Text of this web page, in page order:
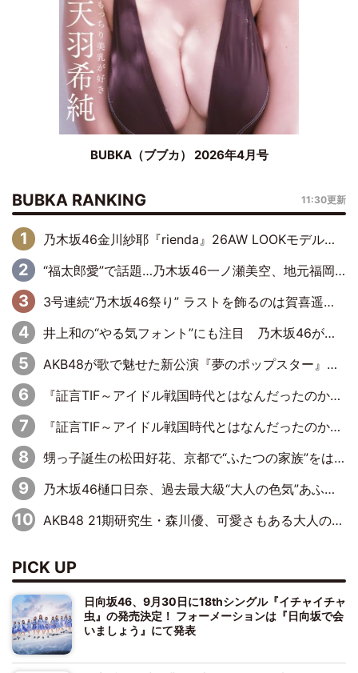
BUBKA（ブブカ） 2026年4月号
BUBKA RANKING 11:30更新
乃木坂46金川紗耶『rienda』26AW LOOKモデルに就任
“福太郎愛”で話題…乃木坂46一ノ瀬美空、地元福岡『めんべい25周年トップサポーター』に就任
3号連続“乃木坂46祭り” ラストを飾るのは賀喜遥香…5年ぶりの登場に「5年分大人になった私を見ていただけたら」
井上和の“やる気フォント”にも注目 乃木坂46が挑んだ書道パフォーマンスの舞台裏
AKB48が歌で魅せた新公演『夢のポップスター』 初日から全身全霊のステージ
『証言TIF～アイドル戦国時代とはなんだったのか～』第6回：でんぱ組.inc・古川未鈴×相沢梨紗「『ハロプロやりたかったな』って言ったら、夢眠ねむさんに『てめえはでんぱ組．incなんだよ！』って肩パンされて(笑)」
『証言TIF～アイドル戦国時代とはなんだったのか～』第11回：私立恵比寿中学・真山りか×安本彩花「TIFで10年ぶりのキョンシーメイクをしたら、場を完全に引かせてしまって。時代が変わったんだなって」
甥っ子誕生の松田好花、京都で“ふたつの家族”をはしご！ “母”黒谷友香に見送られ、“父”松岡昌宏とはハシゴ酒
乃木坂46樋口日奈、過去最大級“大人の色気”あふれる入浴姿披露
AKB48 21期研究生・森川優、可愛さもある大人の女性に
PICK UP
日向坂46、9月30日に18thシングル『イチャイチャ
虫』の発売決定！ フォーメーションは『日向坂で会
いましょう』にて発表